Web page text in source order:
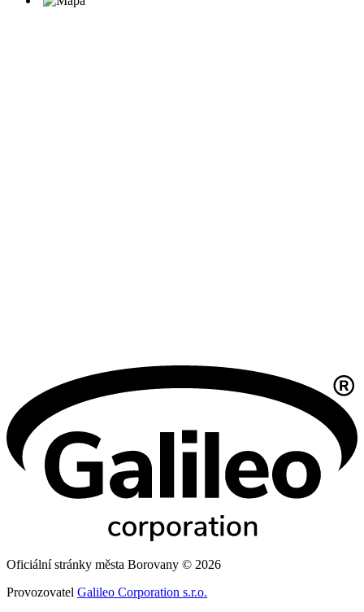
Oficiální stránky města Borovany © 2026
Provozovatel Galileo Corporation s.r.o.